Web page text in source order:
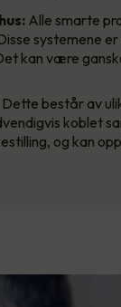
Alle smarte
systemene
kan være
Dette består av
koblet
og kan